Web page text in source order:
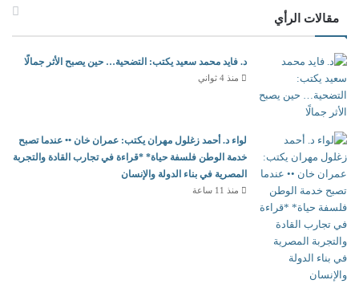
مقالات الرأي
د. فايد محمد سعيد يكتب: التضحية… حين يصبح الأثر جمالًا
منذ 4 ثواني
لواء د. أحمد زغلول مهران يكتب: عمران خان •• عندما تصبح
خدمة الوطن فلسفة حياة* *قراءة في تجارب القادة والتجربة
المصرية في بناء الدولة والإنسان
منذ 11 ساعة